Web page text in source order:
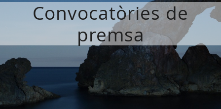
Convocatòries de
premsa